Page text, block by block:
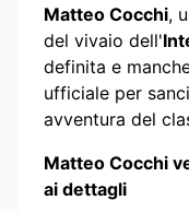
Matteo Cocchi,
del vivaio dell'
definita e
ufficiale per
avventura del
Matteo Cocchi
ai dettagli